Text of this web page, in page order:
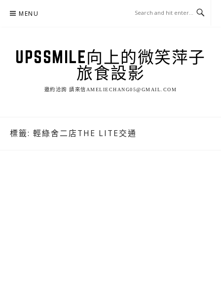
MENU
UPSSMILE向上的微笑萍子
旅食設影
邀約洽詢 請來信AMELIECHANG05@GMAIL.COM
標籤: 輕綠舍二店THE LITE交通